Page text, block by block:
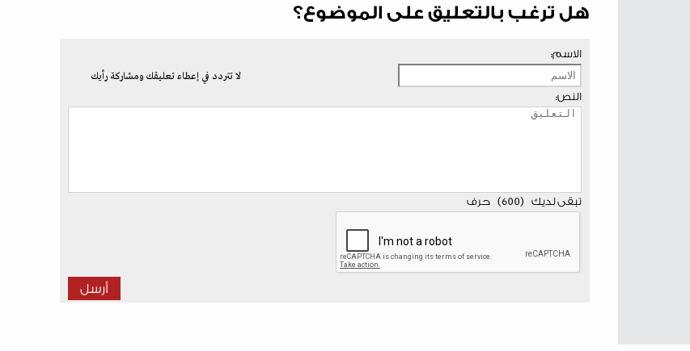
هل ترغب بالتعليق على الموضوع؟
لا تتردد في إعطاء تعليقك ومشاركة رأيك
الاسم:
النص:
تبقى لديك (
600
)حرف